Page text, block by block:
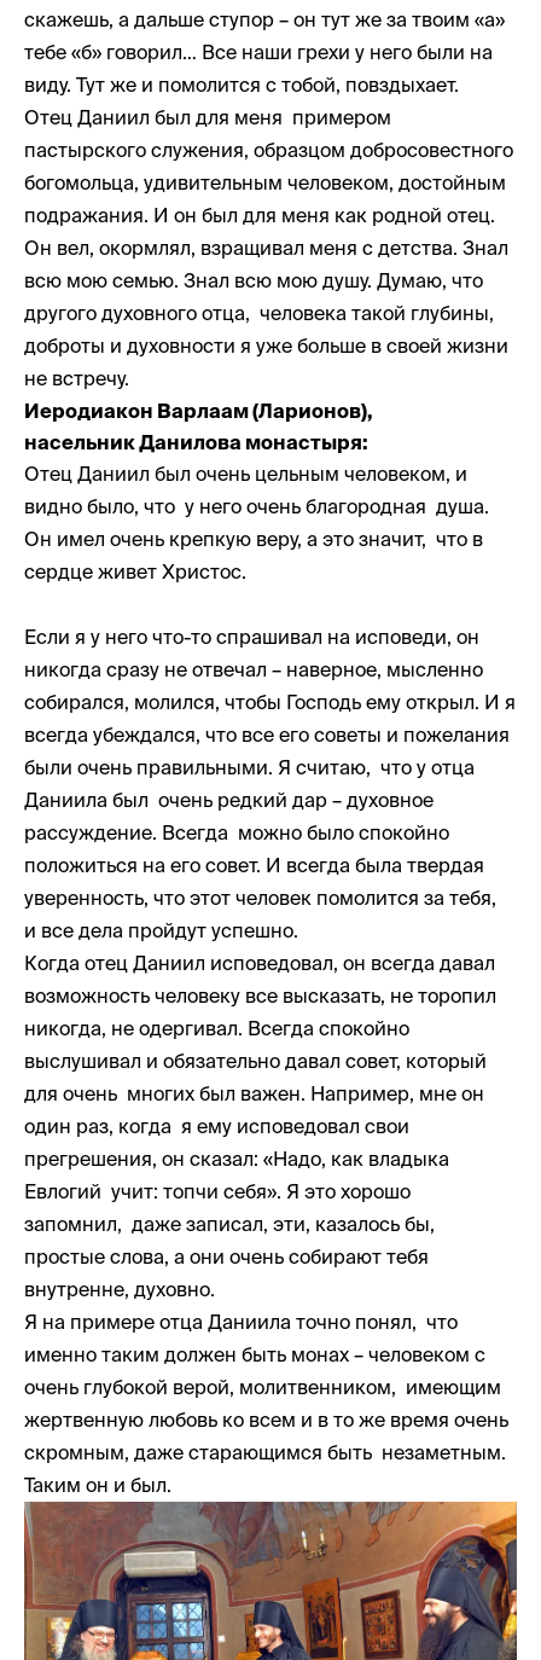
скажешь, а дальше ступор – он тут же за твоим «а»
тебе «б» говорил… Все наши грехи у него были на
виду. Тут же и помолится с тобой, повздыхает.
Отец Даниил был для меня примером
пастырского служения, образцом добросовестного
богомольца, удивительным человеком, достойным
подражания. И он был для меня как родной отец.
Он вел, окормлял, взращивал меня с детства. Знал
всю мою семью. Знал всю мою душу. Думаю, что
другого духовного отца, человека такой глубины,
доброты и духовности я уже больше в своей жизни
не встречу.
Иеродиакон Варлаам (Ларионов),
насельник Данилова монастыря:
Отец Даниил был очень цельным человеком, и
видно было, что у него очень благородная душа.
Он имел очень крепкую веру, а это значит, что в
сердце живет Христос.
Если я у него что-то спрашивал на исповеди, он
никогда сразу не отвечал – наверное, мысленно
собирался, молился, чтобы Господь ему открыл. И я
всегда убеждался, что все его советы и пожелания
были очень правильными. Я считаю, что у отца
Даниила был очень редкий дар – духовное
рассуждение. Всегда можно было спокойно
положиться на его совет. И всегда была твердая
уверенность, что этот человек помолится за тебя,
и все дела пройдут успешно.
Когда отец Даниил исповедовал, он всегда давал
возможность человеку все высказать, не торопил
никогда, не одергивал. Всегда спокойно
выслушивал и обязательно давал совет, который
для очень многих был важен. Например, мне он
один раз, когда я ему исповедовал свои
прегрешения, он сказал: «Надо, как владыка
Евлогий учит: топчи себя». Я это хорошо
запомнил, даже записал, эти, казалось бы,
простые слова, а они очень собирают тебя
внутренне, духовно.
Я на примере отца Даниила точно понял, что
именно таким должен быть монах – человеком с
очень глубокой верой, молитвенником, имеющим
жертвенную любовь ко всем и в то же время очень
скромным, даже старающимся быть незаметным.
Таким он и был.